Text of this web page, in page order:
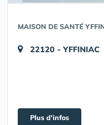
MAISON DE SANTÉ
22120 - YFFINIAC
Plus d'infos